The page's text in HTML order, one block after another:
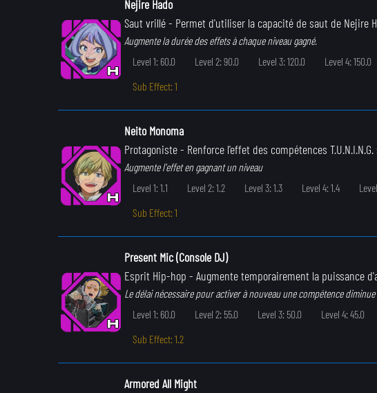
Nejire Hado
Saut vrillé- Permet d'utiliser la capacité de saut de Nejire
Augmente la durée des effets à chaque niveau gagné.
Level 1: 60.0
Level 2: 90.0 Level 3: 120.0 Level 4: 150.0
Sub Effect: 1
Neito Monoma
Protagoniste- Renforce l'effet des compétences
Augmente l'effet en gagnant un niveau
Level 1: 1.1
Level 2: 1.2 Level 3: 1.3 Level 4: 1.4
Sub Effect: 1
Present Mic (Console DJ)
Esprit Hip-hop - Augmente temporairement la puissance
Le délai nécessaire pour activer à nouveau une compétence
Level 1: 60.0
Level 2: 55.0 Level 3: 50.0 Level 4: 45.0
Sub Effect: 1.2
Armored All Might